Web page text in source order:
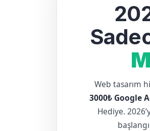
Web tasarım
3000₺ Google
Hediye.